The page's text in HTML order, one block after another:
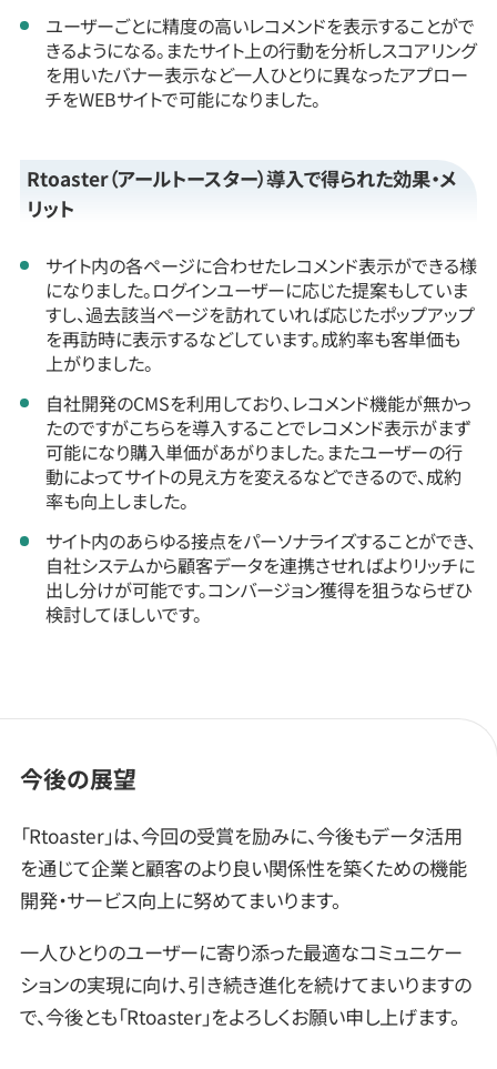
ユーザーごとに精度の高いレコメンドを表示することがで
きるようになる。またサイト上の行動を分析しスコアリング
を用いたバナー表示など一人ひとりに異なったアプロー
チをWEBサイトで可能になりました。
Rtoaster（アールトースター）導入で得られた効果・メ
リット
サイト内の各ページに合わせたレコメンド表示ができる様
になりました。ログインユーザーに応じた提案もしていま
すし、過去該当ページを訪れていれば応じたポップアップ
を再訪時に表示するなどしています。成約率も客単価も
上がりました。
自社開発のCMSを利用しており、レコメンド機能が無かっ
たのですがこちらを導入することでレコメンド表示がまず
可能になり購入単価があがりました。またユーザーの行
動によってサイトの見え方を変えるなどできるので、成約
率も向上しました。
サイト内のあらゆる接点をパーソナライズすることができ、
自社システムから顧客データを連携させればよりリッチに
出し分けが可能です。コンバージョン獲得を狙うならぜひ
検討してほしいです。
今後の展望
「Rtoaster」は、今回の受賞を励みに、今後もデータ活用
を通じて企業と顧客のより良い関係性を築くための機能
開発・サービス向上に努めてまいります。
一人ひとりのユーザーに寄り添った最適なコミュニケー
ションの実現に向け、引き続き進化を続けてまいりますの
で、今後とも「Rtoaster」をよろしくお願い申し上げます。